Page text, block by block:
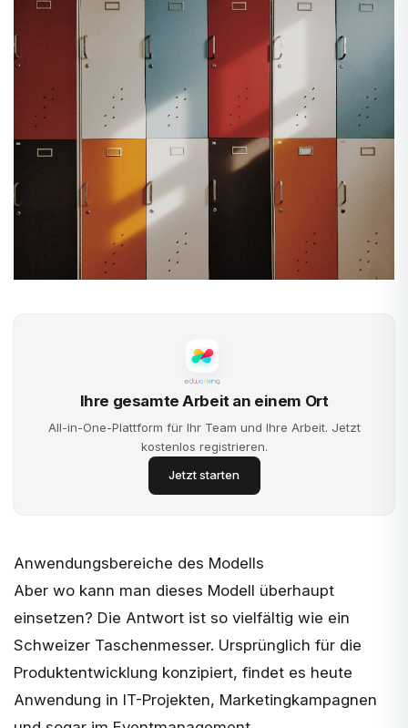
Ihre gesamte Arbeit an einem Ort
All-in-One-Plattform für Ihr Team und Ihre Arbeit. Jetzt
kostenlos registrieren.
Jetzt starten
Anwendungsbereiche des Modells
Aber wo kann man dieses Modell überhaupt
einsetzen? Die Antwort ist so vielfältig wie ein
Schweizer Taschenmesser. Ursprünglich für die
Produktentwicklung konzipiert, findet es heute
Anwendung in IT-Projekten, Marketingkampagnen